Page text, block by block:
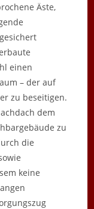
Äste,
einen
– der auf
zu beseitigen.
dem
zu
die
keine